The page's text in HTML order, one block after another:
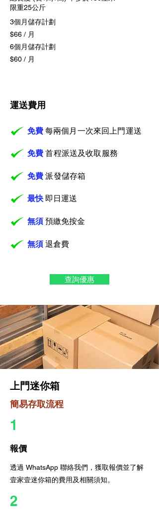
​限重25公斤
3個月儲存計劃
$66 / 月
6個月儲存計劃
$60 / 月
​運送費用
免費 每兩個月一次來回上門運送
免費 首程派送及收取服務
免費 派發儲存箱
最快 即日運送
無須 預繳免按金
無須 退倉費
查詢優惠
上門迷你箱
簡易存取流程
1
報價
透過 WhatsApp 聯絡我們，獲取報價並了解
壹家壹迷你箱的費用及相關須知。
2